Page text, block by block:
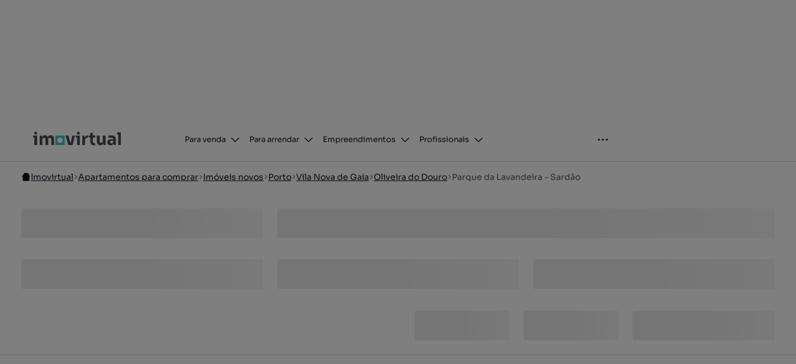
Para venda Para arrendar Empreendimentos Profissionais
Imovirtual Apartamentos para comprar Imóveis novos Porto Vila Nova de Gaia Oliveira do Douro Parque da Lavandeira - Sardão